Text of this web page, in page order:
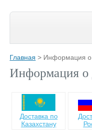
Главная > Информация о
Информация о
Доставка по
Казахстану